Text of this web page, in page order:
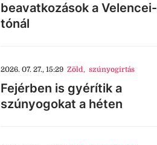
beavatkozások a Velencei-
tónál
2026. 07. 27., 15:29 Zöld, szúnyogirtás
Fejérben is gyérítik a
szúnyogokat a héten